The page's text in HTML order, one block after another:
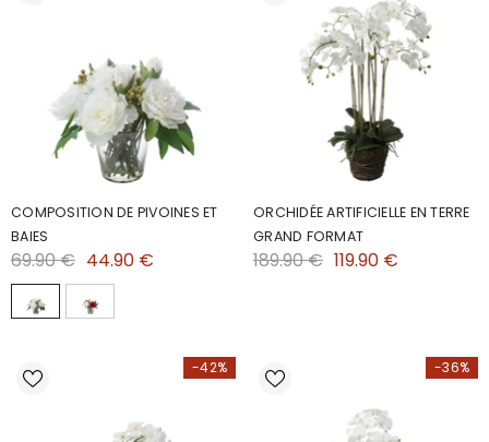
COMPOSITION DE PIVOINES ET
BAIES
69.90 € 44.90 €
ORCHIDÉE ARTIFICIELLE EN TERRE
GRAND FORMAT
189.90 € 119.90 €
-42% -36%